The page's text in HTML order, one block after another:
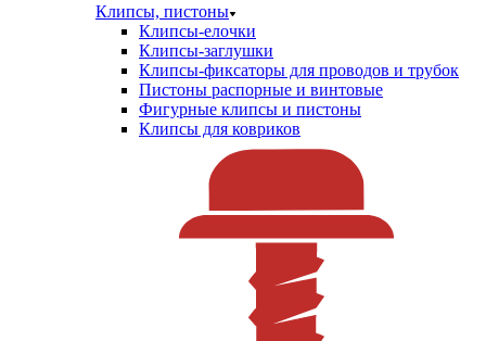
Клипсы, пистоны
Клипсы-елочки
Клипсы-заглушки
Клипсы-фиксаторы для проводов и трубок
Пистоны распорные и винтовые
Фигурные клипсы и пистоны
Клипсы для ковриков